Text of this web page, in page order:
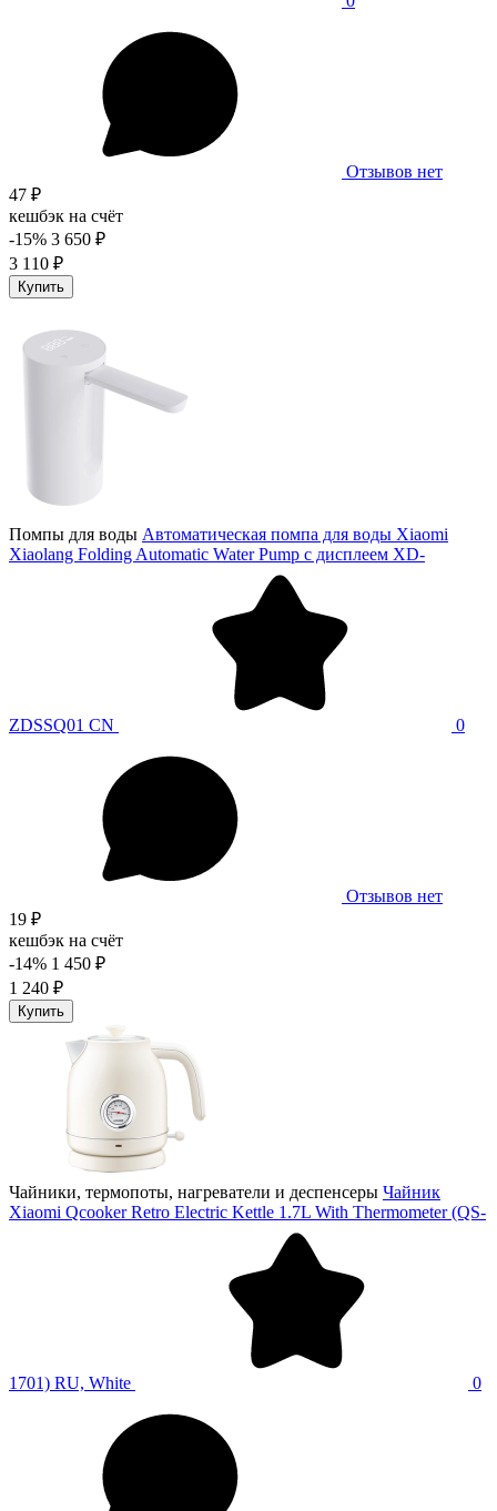
Отзывов нет
47 ₽
кешбэк на счёт
-15% 3 650 ₽
3 110 ₽
Купить
Помпы для воды Автоматическая помпа для воды Xiaomi
Xiaolang Folding Automatic Water Pump с дисплеем XD-
ZDSSQ01 CN 0
Отзывов нет
19 ₽
кешбэк на счёт
-14% 1 450 ₽
1 240 ₽
Купить
Чайники, термопоты, нагреватели и деспенсеры Чайник
Xiaomi Qcooker Retro Electric Kettle 1.7L With Thermometer (QS-
1701) RU, White 0